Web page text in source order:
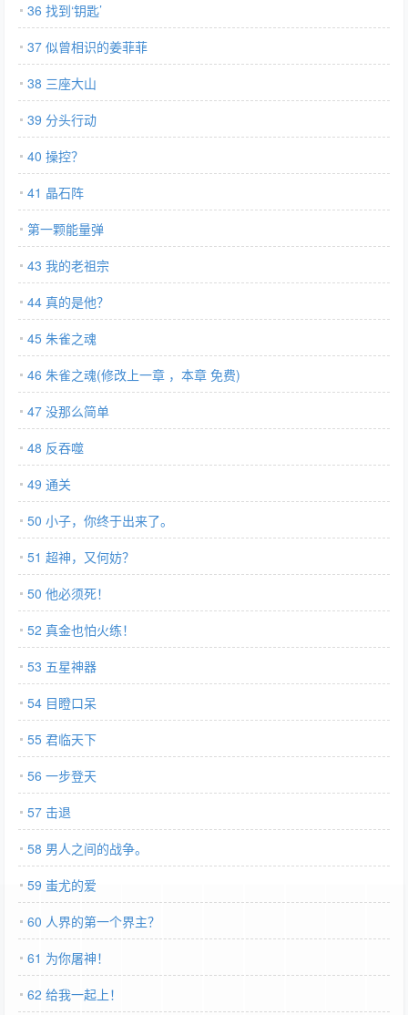
36 找到‘钥匙’
37 似曾相识的姜菲菲
38 三座大山
39 分头行动
40 操控？
41 晶石阵
第一颗能量弹
43 我的老祖宗
44 真的是他？
45 朱雀之魂
46 朱雀之魂(修改上一章 ，本章 免费)
47 没那么简单
48 反吞噬
49 通关
50 小子，你终于出来了。
51 超神，又何妨？
50 他必须死！
52 真金也怕火练！
53 五星神器
54 目瞪口呆
55 君临天下
56 一步登天
57 击退
58 男人之间的战争。
59 蚩尤的爱
60 人界的第一个界主？
61 为你屠神！
62 给我一起上！